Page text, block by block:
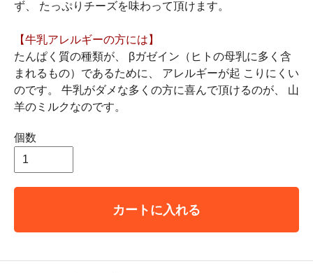
ず、 たっぷりチーズを味わって頂けます。
【牛乳アレルギーの方には】
たんぱく質の種類が、 βガゼイン（ヒトの母乳に多く含
まれるもの）であるために、 アレルギーが起 こりにくい
のです。 牛乳がダメな多くの方に喜んで頂けるのが、 山
羊のミルクなのです。
個数
カートに入れる